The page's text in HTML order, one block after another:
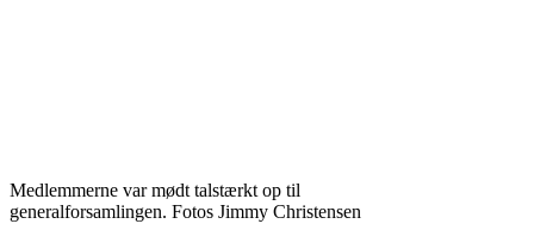
Medlemmerne var mødt talstærkt op til
generalforsamlingen. Fotos Jimmy Christensen